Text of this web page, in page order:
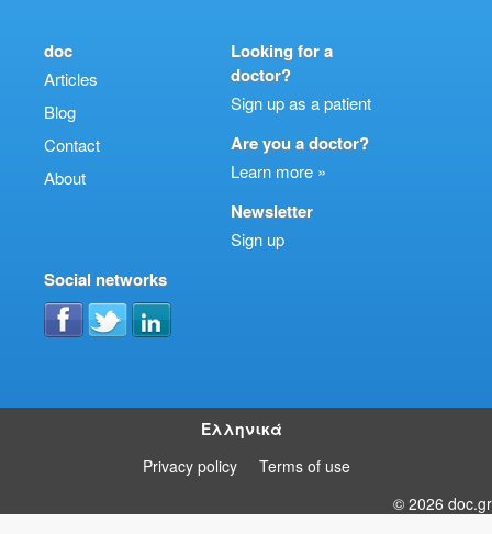
doc
Articles
Blog
Contact
About
Looking for a
doctor?
Sign up as a patient
Are you a doctor?
Learn more »
Newsletter
Sign up
Social networks
Ελληνικά
Privacy policy
Terms of use
© 2026 doc.gr